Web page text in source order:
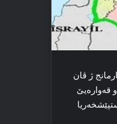
ژ ڤان
قه‌واره‌یێ